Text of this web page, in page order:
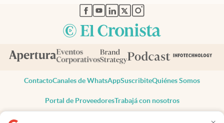
abre en nueva pestaña
abre en nueva pestaña
abre en nueva pestaña
abre en nueva pestaña
abre en nueva pestaña
ContactoCanales de WhatsAppSuscribiteQuiénes Somos
Portal de ProveedoresTrabajá con nosotros